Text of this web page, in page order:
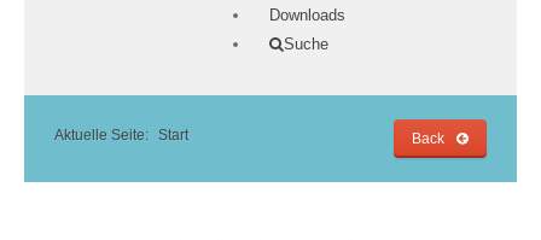
Downloads
Suche
Aktuelle Seite: Start Back